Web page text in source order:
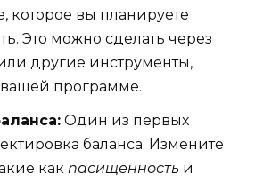
которое вы планируете
Это можно сделать через
другие инструменты,
программе.
Один из первых
баланса. Измените
как nасищенность и